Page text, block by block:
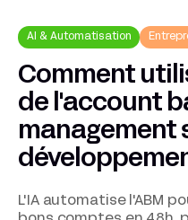
AI & Automatisation
Comment
de l'account
management
L'IA automatise l'ABM